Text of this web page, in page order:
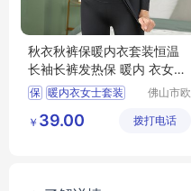
秋衣秋裤保暖内衣套装恒温
长袖长裤发热保 暖内 衣女士
套 装
保 暖内衣女士套装
内衣套装
佛山市欧
技有限公
￥ 39.00 拨打电话